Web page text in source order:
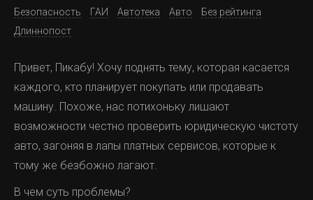
Безопасность
ГАИ Автотека Авто
Без рейтинга
Длиннопост
Привет, Пикабу! Хочу поднять тему, которая касается
каждого, кто планирует покупать или продавать
машину. Похоже, нас потихоньку лишают
возможности честно проверить юридическую чистоту
авто, загоняя в лапы платных сервисов, которые к
тому же безбожно лагают.
В чем суть проблемы?